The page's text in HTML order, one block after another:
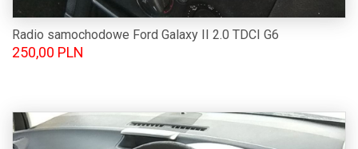
Radio samochodowe Ford Galaxy II 2.0 TDCI G6
250,00 PLN